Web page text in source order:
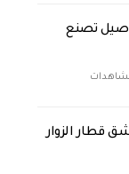
تصنع
قطار الزوار